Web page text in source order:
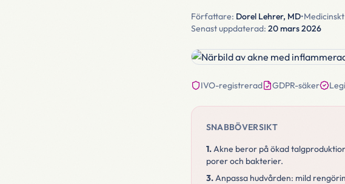
Författare: Dorel Lehrer, MD•
Senast uppdaterad: 20 mars 2026
IVO-registrerad GDPR-säker
SNABBÖVERSIKT
1.Akne beror på ökad
porer och bakterier.
3.Anpassa hudvården: mild